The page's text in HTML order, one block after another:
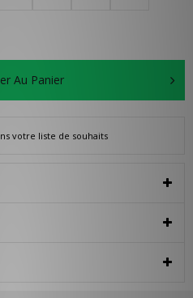
Au Panier
votre liste de souhaits